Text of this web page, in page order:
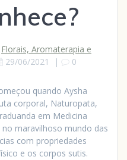
Florais, Aromaterapia e
29/06/2021 | 0
quando Aysha
corporal, Naturopata,
em Medicina
maravilhoso mundo das
com propriedades
e os corpos sutis.